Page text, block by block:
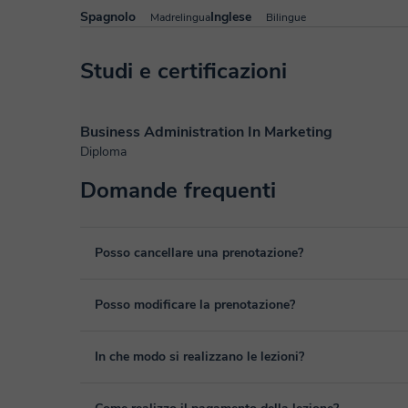
Spagnolo MadrelinguaInglese Bilingue
Studi e certificazioni
Business Administration In Marketing
Diploma
Domande frequenti
Posso cancellare una prenotazione?
Sì, puoi cancellare una prenotazione fino ad un massimo
Posso modificare la prenotazione?
Sì, se nel caso hai un imprevisto, potrai cambiare l'ora o
In che modo si realizzano le lezioni?